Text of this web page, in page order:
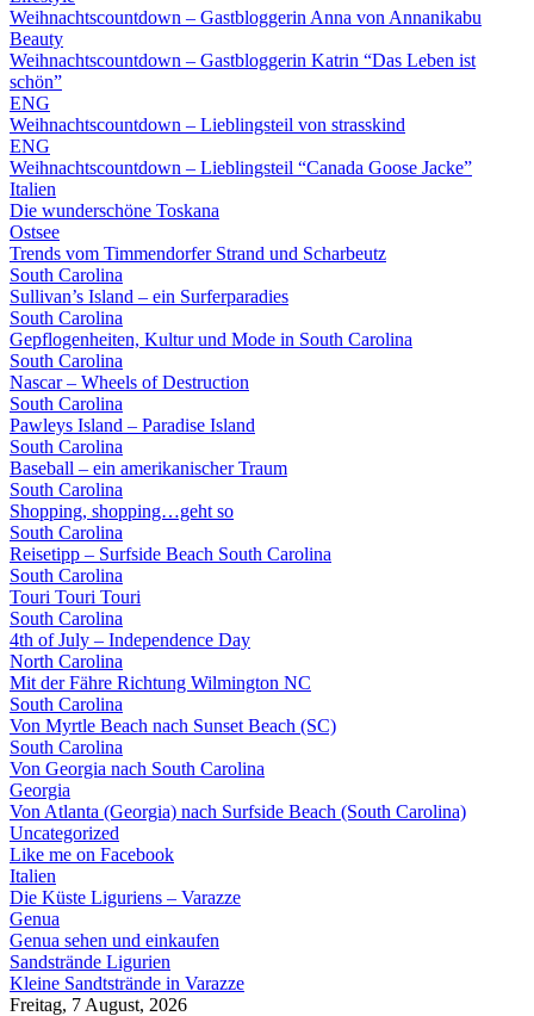
Weihnachtscountdown – Gastbloggerin Anna von Annanikabu
Beauty
Weihnachtscountdown – Gastbloggerin Katrin “Das Leben ist
schön”
ENG
Weihnachtscountdown – Lieblingsteil von strasskind
ENG
Weihnachtscountdown – Lieblingsteil “Canada Goose Jacke”
Italien
Die wunderschöne Toskana
Ostsee
Trends vom Timmendorfer Strand und Scharbeutz
South Carolina
Sullivan’s Island – ein Surferparadies
South Carolina
Gepflogenheiten, Kultur und Mode in South Carolina
South Carolina
Nascar – Wheels of Destruction
South Carolina
Pawleys Island – Paradise Island
South Carolina
Baseball – ein amerikanischer Traum
South Carolina
Shopping, shopping…geht so
South Carolina
Reisetipp – Surfside Beach South Carolina
South Carolina
Touri Touri Touri
South Carolina
4th of July – Independence Day
North Carolina
Mit der Fähre Richtung Wilmington NC
South Carolina
Von Myrtle Beach nach Sunset Beach (SC)
South Carolina
Von Georgia nach South Carolina
Georgia
Von Atlanta (Georgia) nach Surfside Beach (South Carolina)
Uncategorized
Like me on Facebook
Italien
Die Küste Liguriens – Varazze
Genua
Genua sehen und einkaufen
Sandstrände Ligurien
Kleine Sandtstrände in Varazze
Freitag, 7 August, 2026